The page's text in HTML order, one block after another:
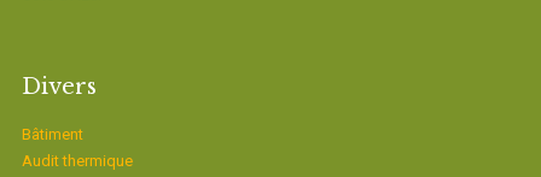
Divers
Bâtiment
Audit thermique